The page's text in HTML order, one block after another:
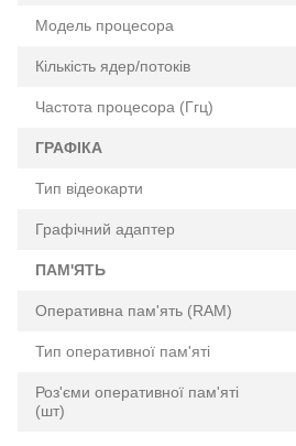
Модель процесора
Кількість ядер/потоків
Частота процесора (Ггц)
ГРАФІКА
Тип відеокарти
Графічний адаптер
ПАМ'ЯТЬ
Оперативна пам'ять (RAM)
Тип оперативної пам'яті
Роз'єми оперативної пам'яті
(шт)